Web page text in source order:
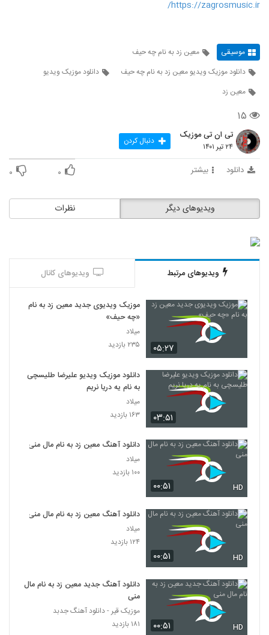
https://zagrosmusic.ir/
موسیقی
معین زد به نام چه حیف
دانلود موزیک ویدیو معین زد به نام چه حیف
دانلود موزیک ویدیو
معین زد
۱۵
تی ان تی موزیک
۲۴ تیر ۱۴۰۱ دنبال کردن
دانلود بیشتر ۰ ۰
نظرات ویدیوهای دیگر
ویدیوهای مرتبط ویدیوهای کانال
۰۵:۲۷
موزیک ویدیوی جدید معین زد به نام
«چه حیف»
میلاد
۲۳۵ بازدید
۰۳:۵۱
دانلود موزیک ویدیو علیرضا طلیسچی
به نام یه دریا نریم
میلاد
۱۶۳ بازدید
۰۰:۵۱ HD
دانلود آهنگ معین زد به نام مال منی
میلاد
۱۰۰ بازدید
۰۰:۵۱ HD
دانلود آهنگ معین زد به نام مال منی
میلاد
۱۲۴ بازدید
۰۰:۵۱ HD
دانلود آهنگ جدید معین زد به نام مال
منی
موزیک قیر - دانلود آهنگ جدبد
۱۸۱ بازدید